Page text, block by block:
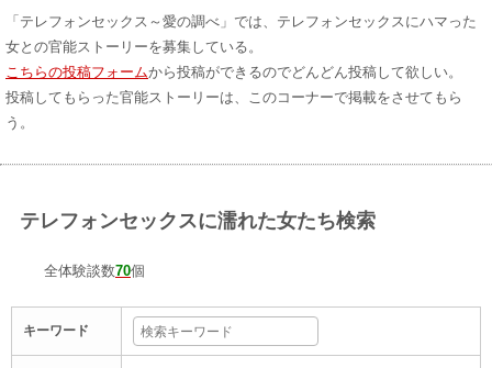
「テレフォンセックス～愛の調べ」では、テレフォンセックスにハマった
女との官能ストーリーを募集している。
こちらの投稿フォームから投稿ができるのでどんどん投稿して欲しい。
投稿してもらった官能ストーリーは、このコーナーで掲載をさせてもら
う。
テレフォンセックスに濡れた女たち検索
全体験談数70個
キーワード